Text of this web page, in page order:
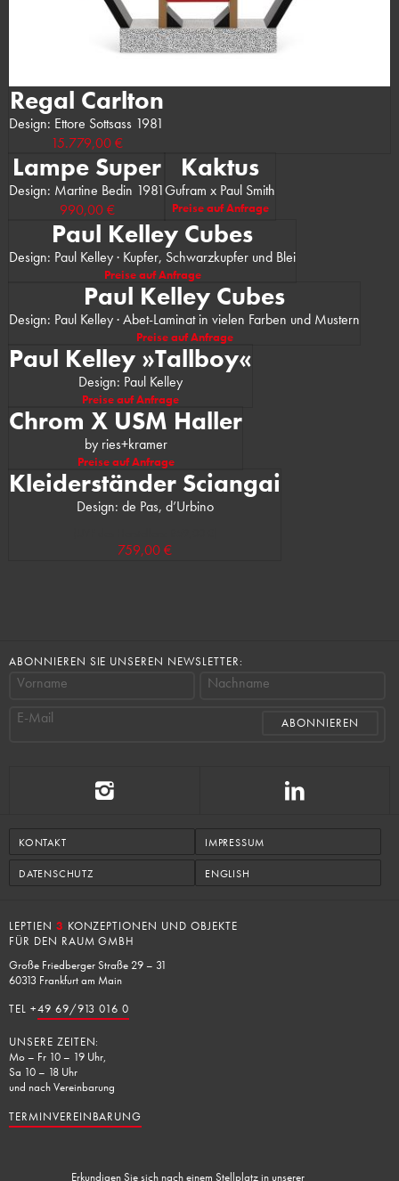
Regal Carlton
Design: Ettore Sottsass 1981
15.779,00 €
Lampe Super
Design: Martine Bedin 1981
990,00 €
Kaktus
Gufram x Paul Smith
Preise auf Anfrage
Paul Kelley Cubes
Design: Paul Kelley · Kupfer, Schwarzkupfer und Blei
Preise auf Anfrage
Paul Kelley Cubes
Design: Paul Kelley · Abet-Laminat in vielen Farben und Mustern
Preise auf Anfrage
Paul Kelley »Tallboy«
Design: Paul Kelley
Preise auf Anfrage
Chrom X USM Haller
by ries+kramer
Preise auf Anfrage
Kleiderständer Sciangai
Design: de Pas, d’Urbino
759,00 €
ABONNIEREN SIE UNSEREN NEWSLETTER:
Vorname
Nachname
E-Mail
KONTAKT IMPRESSUM
DATENSCHUTZ ENGLISH
LEPTIEN 3 KONZEPTIONEN UND OBJEKTE
FÜR DEN RAUM GMBH
Große Friedberger Straße 29 – 31
60313 Frankfurt am Main
TEL +49 69/913 016 0
UNSERE ZEITEN:
Mo – Fr 10 – 19 Uhr,
Sa 10 – 18 Uhr
und nach Vereinbarung
TERMINVEREINBARUNG
Erkundigen Sie sich nach einem Stellplatz in unserer